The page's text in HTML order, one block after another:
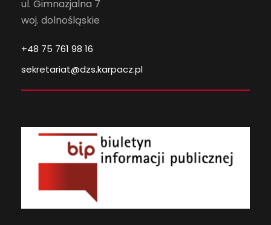
ul. Gimnazjalna 7
woj. dolnośląskie
+48 75 761 98 16
sekretariat@dzs.karpacz.pl